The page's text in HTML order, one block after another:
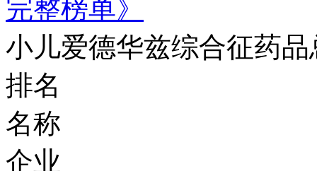
完整榜单》
小儿爱德华兹综合征药
排名
名称
企业